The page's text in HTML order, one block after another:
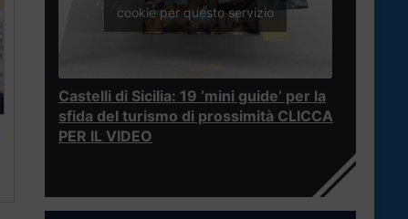
cookie per questo servizio
Castelli di Sicilia: 19 ‘mini guide’ per la
sfida del turismo di prossimità CLICCA
PER IL VIDEO